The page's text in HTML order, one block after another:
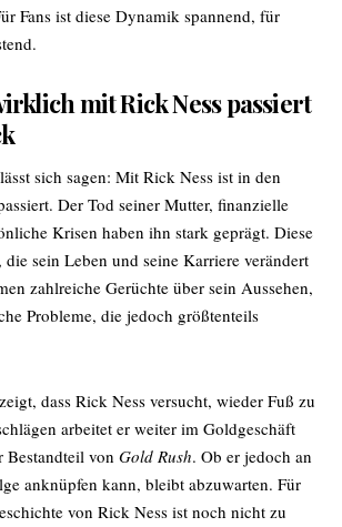
Fans ist diese Dynamik spannend, für
mit Rick Ness passiert
sich sagen: Mit Rick Ness ist in den
Der Tod seiner Mutter, finanzielle
Krisen haben ihn stark geprägt. Diese
die sein Leben und seine Karriere verändert
zahlreiche Gerüchte über sein Aussehen,
Probleme, die jedoch größtenteils
dass Rick Ness versucht, wieder Fuß zu
arbeitet er weiter im Goldgeschäft
Bestandteil von Gold Rush. Ob er jedoch an
anknüpfen kann, bleibt abzuwarten. Für
von Rick Ness ist noch nicht zu